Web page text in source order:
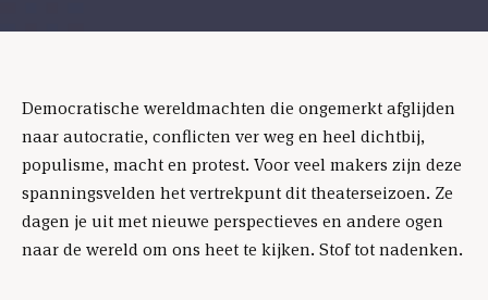
Democratische wereldmachten die ongemerkt afglijden
naar autocratie, conflicten ver weg en heel dichtbij,
populisme, macht en protest. Voor veel makers zijn deze
spanningsvelden het vertrekpunt dit theaterseizoen. Ze
dagen je uit met nieuwe perspectieves en andere ogen
naar de wereld om ons heet te kijken. Stof tot nadenken.